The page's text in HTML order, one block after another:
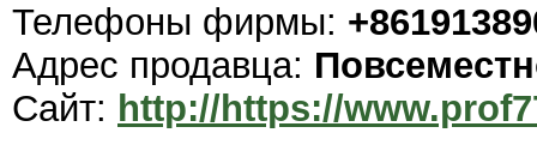
Телефоны фирмы:
Адрес продавца:
Сайт: http://https://